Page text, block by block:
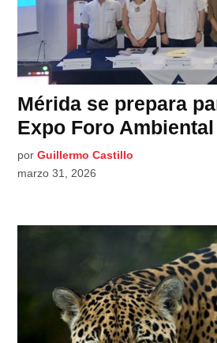
Mérida se prepara
Expo Foro Ambiental
por Guillermo Castillo
marzo 31, 2026